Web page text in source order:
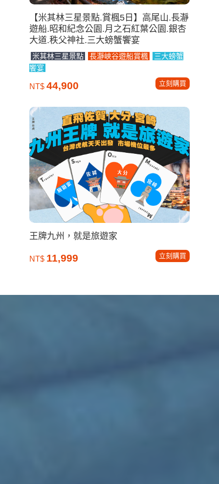
【米其林三星景點.賞楓5日】高尾山.長瀞
遊船.昭和紀念公園.月之石紅葉公園.銀杏
大道.秩父神社.三大螃蟹饗宴
米其林三星景點 長瀞峽谷遊船賞楓
三大螃蟹
饗宴
NT$ 44,900 立刻購買
王牌九州，就是旅遊家
NT$ 11,999 立刻購買